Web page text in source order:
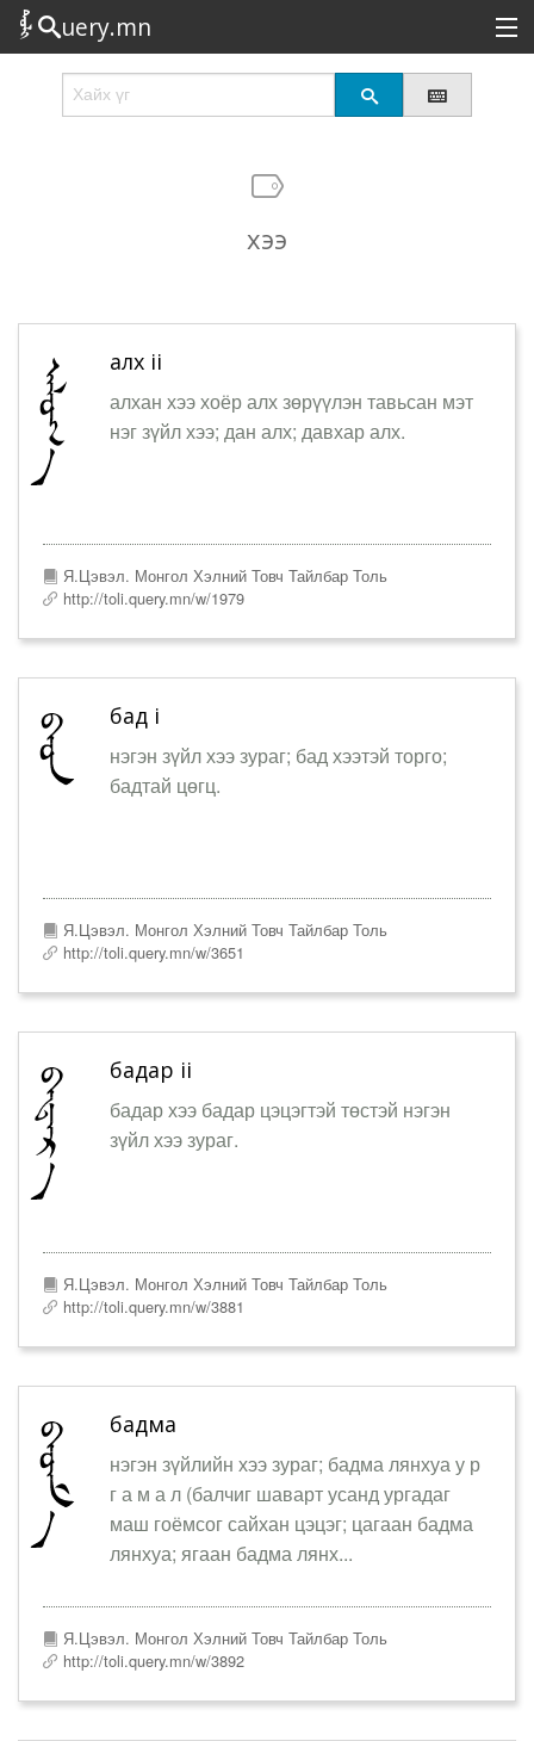
uery.mn
Сонирхолтой
хээ
алх ii
алхан хээ хоёр алх зөрүүлэн тавьсан мэт
нэг зүйл хээ; дан алх; давхар алх.
Я.Цэвэл. Монгол Хэлний Товч Тайлбар Толь
http://toli.query.mn/w/1979
бад i
нэгэн зүйл хээ зураг; бад хээтэй торго;
бадтай цөгц.
Я.Цэвэл. Монгол Хэлний Товч Тайлбар Толь
http://toli.query.mn/w/3651
бадар ii
бадар хээ бадар цэцэгтэй төстэй нэгэн
зүйл хээ зураг.
Я.Цэвэл. Монгол Хэлний Товч Тайлбар Толь
http://toli.query.mn/w/3881
бадма
нэгэн зүйлийн хээ зураг; бадма лянхуа у р
г а м а л (балчиг шаварт усанд ургадаг
маш гоёмсог сайхан цэцэг; цагаан бадма
лянхуа; ягаан бадма лянх...
Я.Цэвэл. Монгол Хэлний Товч Тайлбар Толь
http://toli.query.mn/w/3892